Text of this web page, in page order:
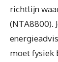
richtlijn
(NTA8800).
moet fysiek